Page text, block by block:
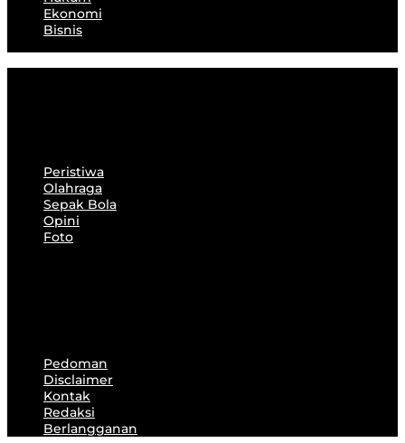
Ekonomi
Bisnis
Peristiwa
Olahraga
Sepak Bola
Opini
Foto
Pedoman
Disclaimer
Kontak
Redaksi
Berlangganan